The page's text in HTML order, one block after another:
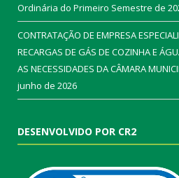
Ordinária do Primeiro Semestre de
CONTRATAÇÃO DE EMPRESA
RECARGAS DE GÁS DE COZINHA E
AS NECESSIDADES DA CÂMARA
junho de 2026
DESENVOLVIDO POR CR2